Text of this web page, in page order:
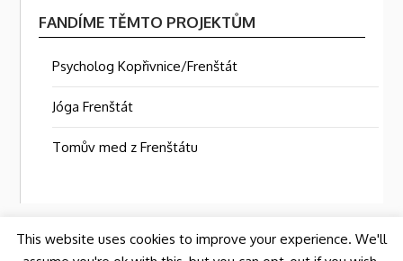
FANDÍME TĚMTO PROJEKTŮM
Psycholog Kopřivnice/Frenštát
Jóga Frenštát
Tomův med z Frenštátu
This website uses cookies to improve your experience. We'll